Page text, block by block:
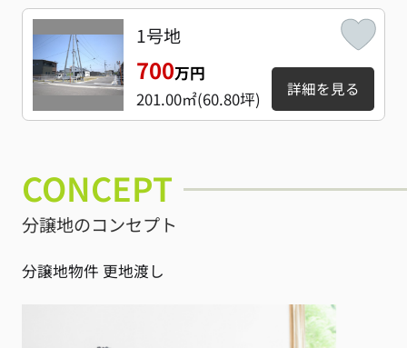
1号地
700万円
201.00㎡(60.80坪)
詳細を見る
CONCEPT
分譲地のコンセプト
分譲地物件 更地渡し